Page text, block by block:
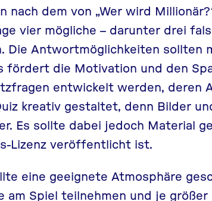
nach dem von „Wer wird
vier mögliche – darunter drei
Die Antwortmöglichkeiten sollten
fördert die Motivation und den
entwickelt werden, deren
kreativ gestaltet, denn Bilder
Es sollte dabei jedoch Material
Lizenz veröffentlicht ist.
eine geeignete Atmosphäre
am Spiel teilnehmen und je